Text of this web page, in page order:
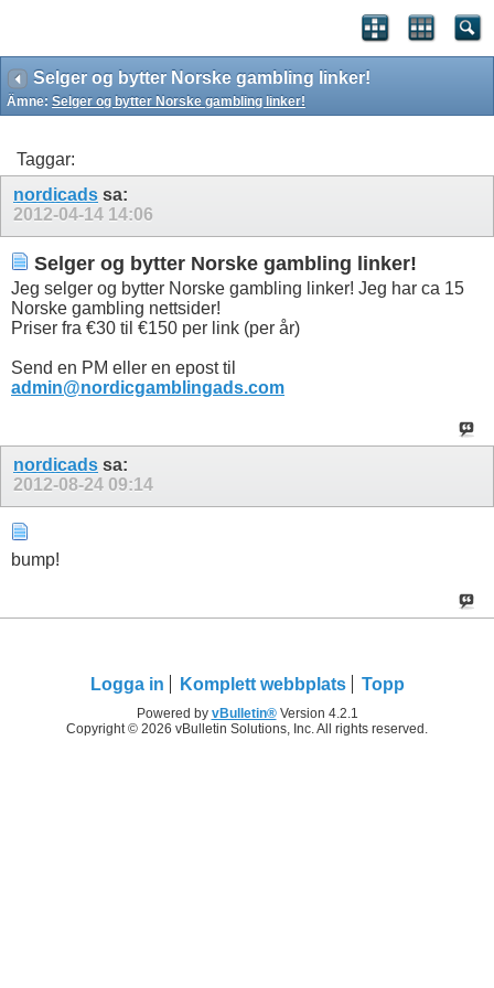
Selger og bytter Norske gambling linker!
Ämne: Selger og bytter Norske gambling linker!
Taggar:
nordicads sa:
2012-04-14 14:06
Selger og bytter Norske gambling linker!
Jeg selger og bytter Norske gambling linker! Jeg har ca 15
Norske gambling nettsider!
Priser fra €30 til €150 per link (per år)
Send en PM eller en epost til
admin@nordicgamblingads.com
nordicads sa:
2012-08-24 09:14
bump!
Logga in Komplett webbplats Topp
Powered by vBulletin®Version 4.2.1
Copyright © 2026 vBulletin Solutions, Inc. All rights reserved.